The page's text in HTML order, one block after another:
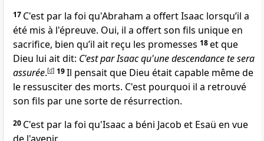
17 C'est par la foi qu'Abraham a offert Isaac lorsqu’il a
été mis à l'épreuve. Oui, il a offert son fils unique en
sacrifice, bien qu’il ait reçu les promesses 18et que
Dieu lui ait dit: C'est par Isaac qu'une descendance te sera
assurée.[d] 19Il pensait que Dieu était capable même de
le ressusciter des morts. C'est pourquoi il a retrouvé
son fils par une sorte de résurrection.
20 C'est par la foi qu'Isaac a béni Jacob et Esaü en vue